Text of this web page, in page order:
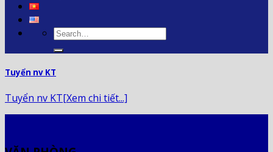
Tuyển nv KT
Tuyển nv KT[Xem chi tiết...]